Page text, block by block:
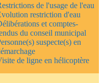
de l'usage de l'eau
restriction d'eau
et comptes-
du conseil municipal
suspecte(s) en
de ligne en hélicoptère